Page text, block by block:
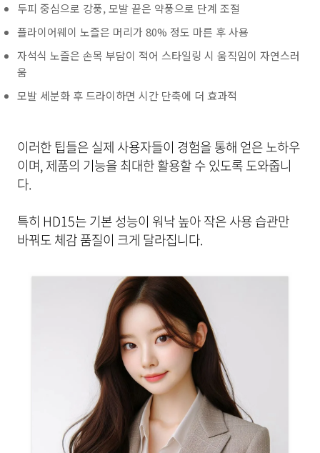
두피 중심으로 강풍, 모발 끝은 약풍으로 단계 조절
플라이어웨이 노즐은 머리가 80% 정도 마른 후 사용
자석식 노즐은 손목 부담이 적어 스타일링 시 움직임이 자연스러
움
모발 세분화 후 드라이하면 시간 단축에 더 효과적
이러한 팁들은 실제 사용자들이 경험을 통해 얻은 노하우
이며, 제품의 기능을 최대한 활용할 수 있도록 도와줍니
다.
특히 HD15는 기본 성능이 워낙 높아 작은 사용 습관만
바꿔도 체감 품질이 크게 달라집니다.